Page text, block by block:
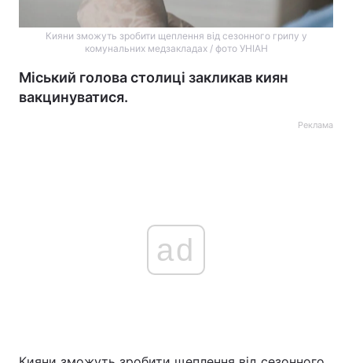
Кияни зможуть зробити щеплення від сезонного грипу у
комунальних медзакладах / фото УНІАН
Міський голова столиці закликав киян
вакцинуватися.
Реклама
ad